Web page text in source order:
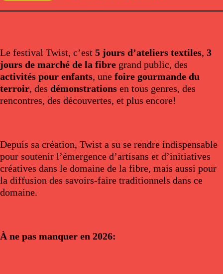
Le festival Twist, c’est 5 jours d’ateliers textiles, 3
jours de marché de la fibre grand public, des
activités pour enfants, une foire gourmande du
terroir, des démonstrations en tous genres, des
rencontres, des découvertes, et plus encore!
Depuis sa création, Twist a su se rendre indispensable
pour soutenir l’émergence d’artisans et d’initiatives
créatives dans le domaine de la fibre, mais aussi pour
la diffusion des savoirs-faire traditionnels dans ce
domaine.
À ne pas manquer en 2026: